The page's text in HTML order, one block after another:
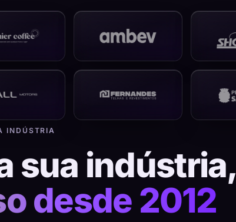
INDÚSTRIA
sua indústria,
desde 2012